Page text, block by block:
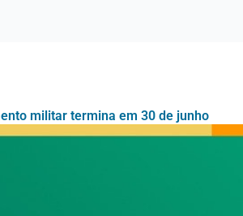
militar termina em 30 de junho